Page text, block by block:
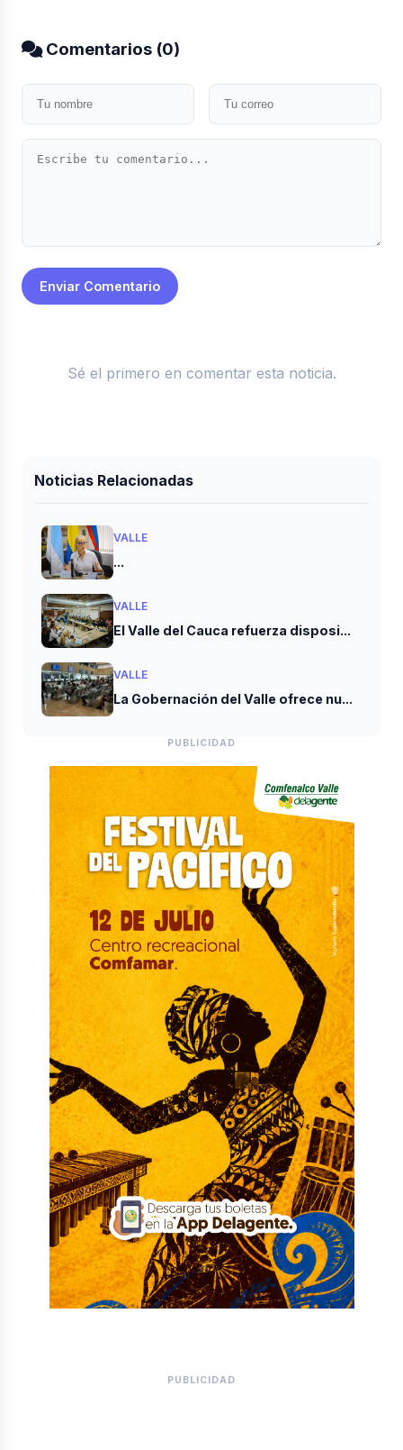
Comentarios (0)
Enviar Comentario
Sé el primero en comentar esta noticia.
Noticias Relacionadas
VALLE
...
VALLE
El Valle del Cauca refuerza disposi...
VALLE
La Gobernación del Valle ofrece nu...
PUBLICIDAD
PUBLICIDAD